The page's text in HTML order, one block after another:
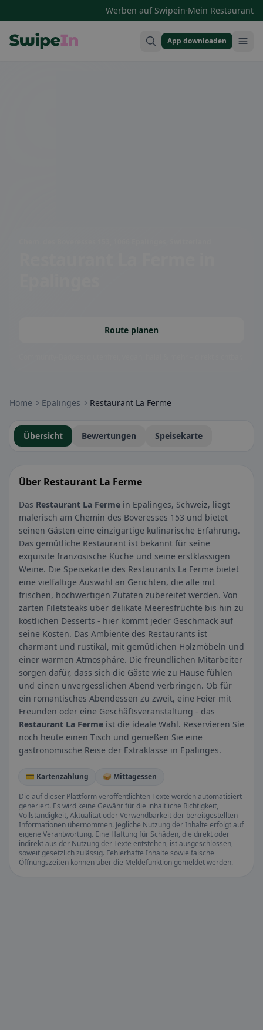
Werben auf Swipein·Mein Restaurant
App downloaden
Route planen
Home Epalinges Restaurant La Ferme
Übersicht Bewertungen Speisekarte
Über Restaurant La Ferme
Das Restaurant La Ferme in Epalinges, Schweiz, liegt
malerisch am Chemin des Boveresses 153 und bietet
seinen Gästen eine einzigartige kulinarische Erfahrung.
Das gemütliche Restaurant ist bekannt für seine
exquisite französische Küche und seine erstklassigen
Weine. Die Speisekarte des Restaurants La Ferme bietet
eine vielfältige Auswahl an Gerichten, die alle mit
frischen, hochwertigen Zutaten zubereitet werden. Von
zarten Filetsteaks über delikate Meeresfrüchte bis hin zu
köstlichen Desserts - hier kommt jeder Geschmack auf
seine Kosten. Das Ambiente des Restaurants ist
charmant und rustikal, mit gemütlichen Holzmöbeln und
einer warmen Atmosphäre. Die freundlichen Mitarbeiter
sorgen dafür, dass sich die Gäste wie zu Hause fühlen
und einen unvergesslichen Abend verbringen. Ob für
ein romantisches Abendessen zu zweit, eine Feier mit
Freunden oder eine Geschäftsveranstaltung - das
Restaurant La Ferme ist die ideale Wahl. Reservieren Sie
noch heute einen Tisch und genießen Sie eine
gastronomische Reise der Extraklasse in Epalinges.
💳 Kartenzahlung
🥪 Mittagessen
Die auf dieser Plattform veröffentlichten Texte werden automatisiert
generiert. Es wird keine Gewähr für die inhaltliche Richtigkeit,
Vollständigkeit, Aktualität oder Verwendbarkeit der bereitgestellten
Informationen übernommen. Jegliche Nutzung der Inhalte erfolgt auf
eigene Verantwortung. Eine Haftung für Schäden, die direkt oder
indirekt aus der Nutzung der Texte entstehen, ist ausgeschlossen,
soweit gesetzlich zulässig. Fehlerhafte Inhalte sowie falsche
Öffnungszeiten können über die Meldefunktion gemeldet werden.